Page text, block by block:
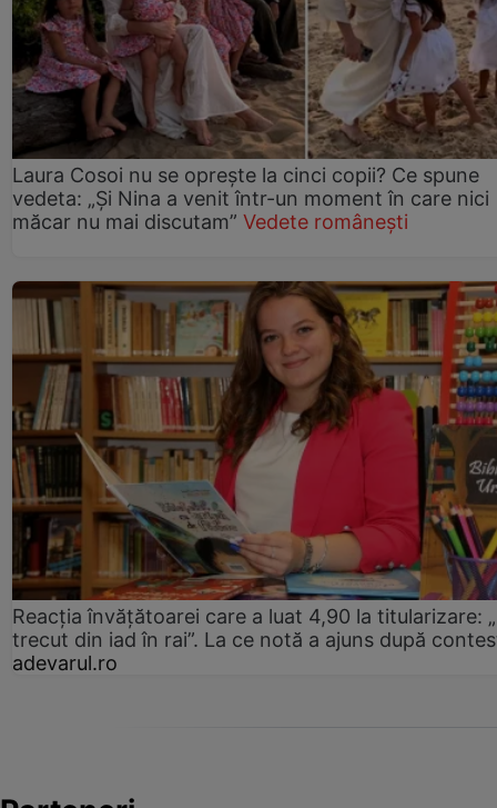
Laura Cosoi nu se oprește la cinci copii? Ce spune
vedeta: „Și Nina a venit într-un moment în care nici
măcar nu mai discutam” Vedete românești
Reacția învățătoarei care a luat 4,90 la titularizare:
trecut din iad în rai”. La ce notă a ajuns după
adevarul.ro